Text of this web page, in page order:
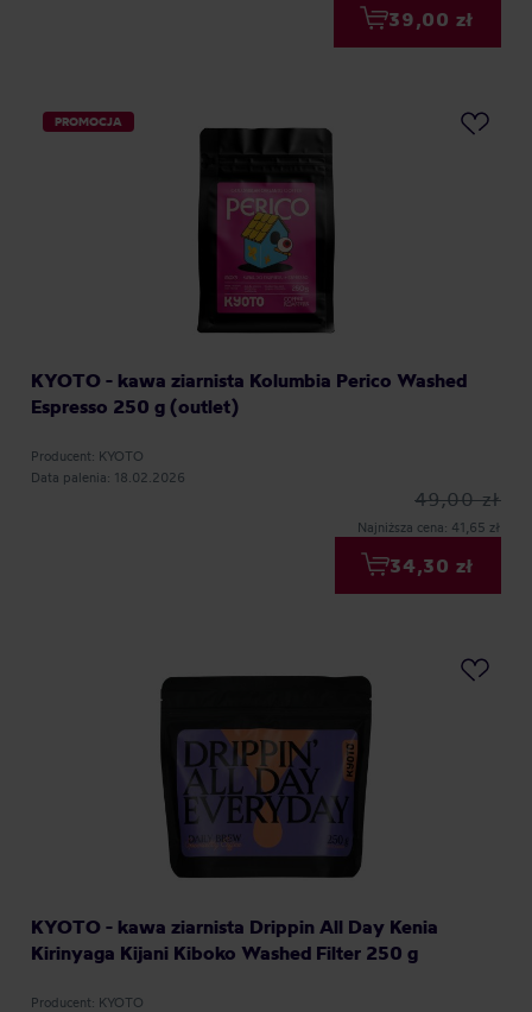
39,00 zł
PROMOCJA
KYOTO - kawa ziarnista Kolumbia Perico Washed
Espresso 250 g (outlet)
Producent: KYOTO
Data palenia: 18.02.2026
49,00 zł
Najniższa cena: 41,65 zł
34,30 zł
KYOTO - kawa ziarnista Drippin All Day Kenia
Kirinyaga Kijani Kiboko Washed Filter 250 g
Producent: KYOTO